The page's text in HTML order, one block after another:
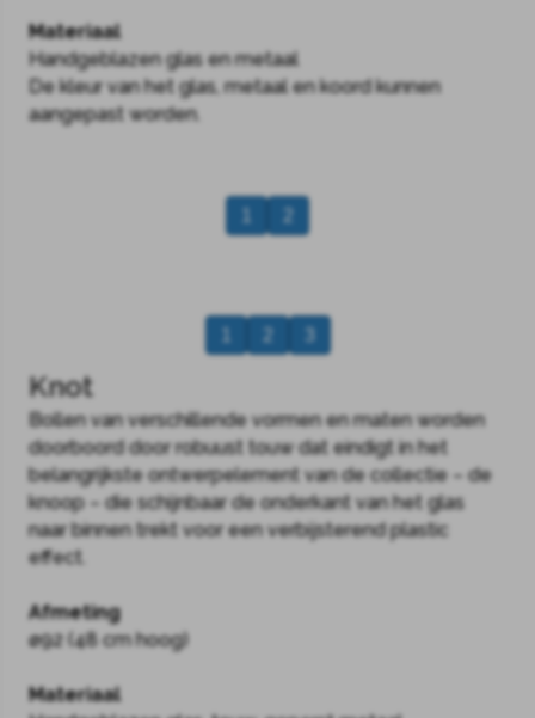
Materiaal
Handgeblazen glas en metaal
De kleur van het glas, metaal en koord kunnen
aangepast worden.
Knot
Bollen van verschillende vormen en maten worden
doorboord door robuust touw dat eindigt in het
belangrijkste ontwerpelement van de collectie – de
knoop – die schijnbaar de onderkant van het glas
naar binnen trekt voor een verbijsterend plastic
effect.
Afmeting
ø92 (48 cm hoog)
Materiaal